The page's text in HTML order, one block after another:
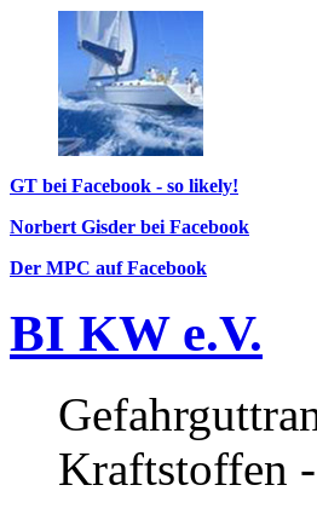
GT bei Facebook - so likely!
Norbert Gisder bei Facebook
Der MPC auf Facebook
BI KW e.V.
Kraftstoffen